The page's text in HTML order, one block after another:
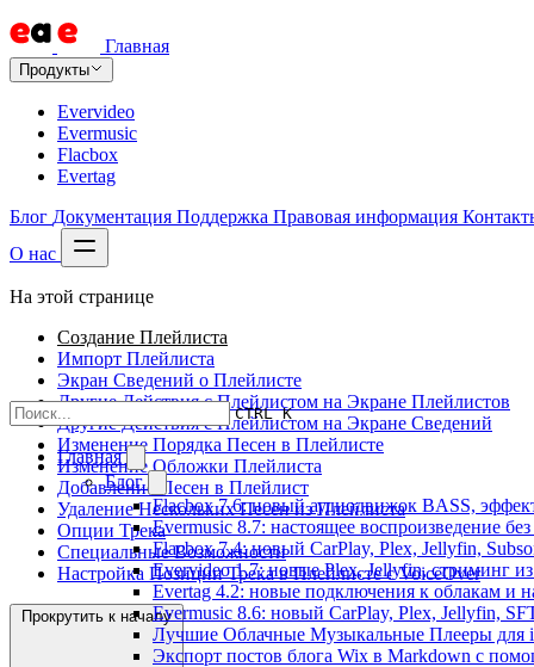
Главная
Продукты
Evervideo
Evermusic
Flacbox
Evertag
Блог Документация Поддержка Правовая информация
О нас
CTRL K
Главная
Блог
Flacbox 7.6: новый аудиодвижок BASS,
Evermusic 8.7: настоящее воспроизведение
Flacbox 7.4: новый CarPlay, Plex, Jellyfin,
Evervideo 1.7: новые Plex, Jellyfin, стриминг
Evertag 4.2: новые подключения к облакам и
Evermusic 8.6: новый CarPlay, Plex, Jellyfin,
Лучшие Облачные Музыкальные Плееры для
Экспорт постов блога Wix в Markdown с
На этой странице
Создание Плейлиста
Импорт Плейлиста
Экран Сведений о Плейлисте
Другие Действия с Плейлистом на Экране Плейлистов
Другие Действия с Плейлистом на Экране Сведений
Изменение Порядка Песен в Плейлисте
Изменение Обложки Плейлиста
Добавление Песен в Плейлист
Удаление Нескольких Песен из Плейлиста
Опции Трека
Специальные Возможности
Настройка Позиции Трека в Плейлисте с VoiceOver
Прокрутить к началу